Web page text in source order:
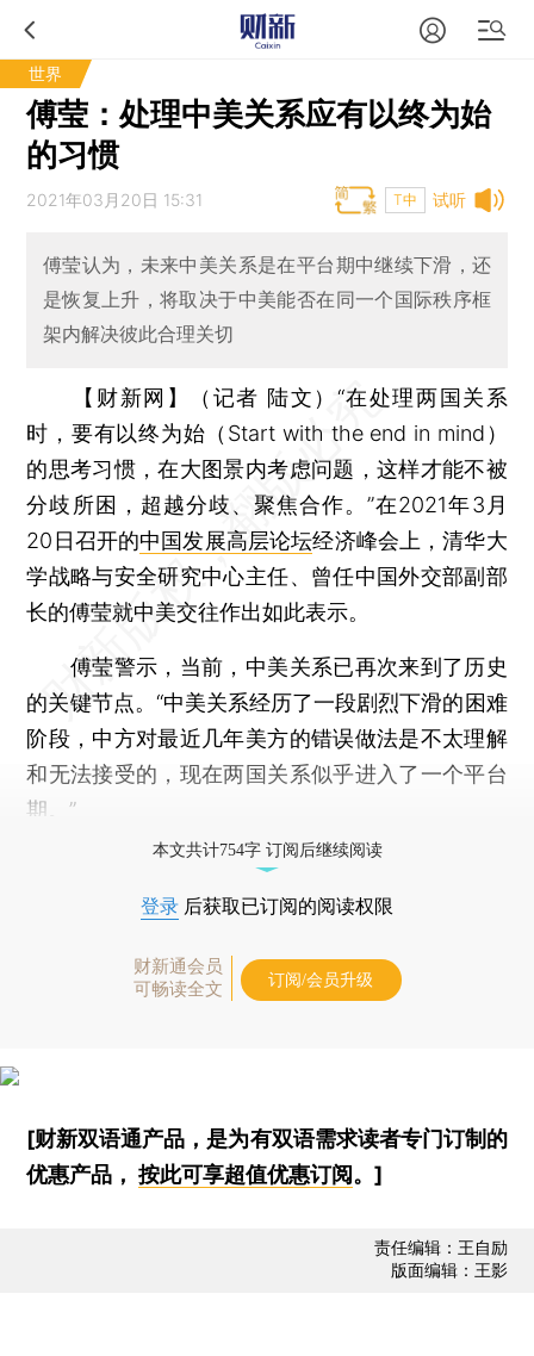
世界
傅莹：处理中美关系应有以终为始
的习惯
试听
2021年03月20日 15:31 T中
傅莹认为，未来中美关系是在平台期中继续下滑，还
是恢复上升，将取决于中美能否在同一个国际秩序框
架内解决彼此合理关切
【财新网】（记者 陆文） “在处理两国关系
时，要有以终为始（Start with the end in mind）
的思考习惯，在大图景内考虑问题，这样才能不被
分歧所困，超越分歧、聚焦合作。”在2021年3月
20日召开的中国发展高层论坛经济峰会上，清华大
学战略与安全研究中心主任、曾任中国外交部副部
长的傅莹就中美交往作出如此表示。
傅莹警示，当前，中美关系已再次来到了历史
的关键节点。“中美关系经历了一段剧烈下滑的困难
阶段，中方对最近几年美方的错误做法是不太理解
和无法接受的，现在两国关系似乎进入了一个平台
期。”
本文共计754字 订阅后继续阅读
登录 后获取已订阅的阅读权限
财新通会员
可畅读全文
订阅/会员升级
[财新双语通产品，是为有双语需求读者专门订制的
优惠产品，按此可享超值优惠订阅 。]
责任编辑：王自励
版面编辑：王影